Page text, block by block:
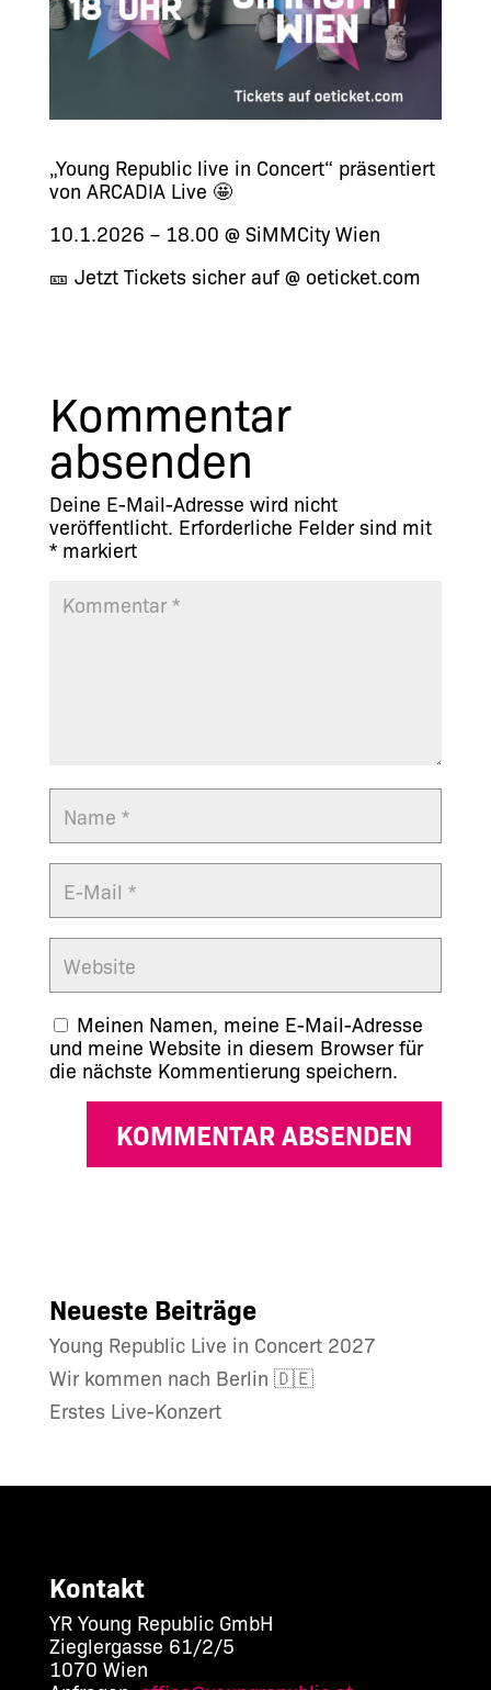
„Young Republic live in Concert“ präsentiert
von ARCADIA Live 🤩
10.1.2026 – 18.00 @ SiMMCity Wien
🎫 Jetzt Tickets sicher auf @ oeticket.com
Kommentar
absenden
Deine E-Mail-Adresse wird nicht
veröffentlicht. Erforderliche Felder sind mit
*markiert
Meinen Namen, meine E-Mail-Adresse
und meine Website in diesem Browser für
die nächste Kommentierung speichern.
Neueste Beiträge
Young Republic Live in Concert 2027
Wir kommen nach Berlin 🇩🇪
Erstes Live-Konzert
Kontakt
YR Young Republic GmbH
Zieglergasse 61/2/5
1070 Wien